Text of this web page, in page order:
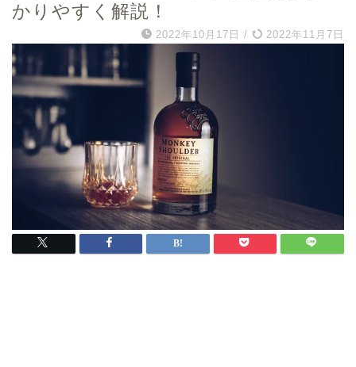
かりやすく解説！
2022年10月17日 / 2022年11月7日